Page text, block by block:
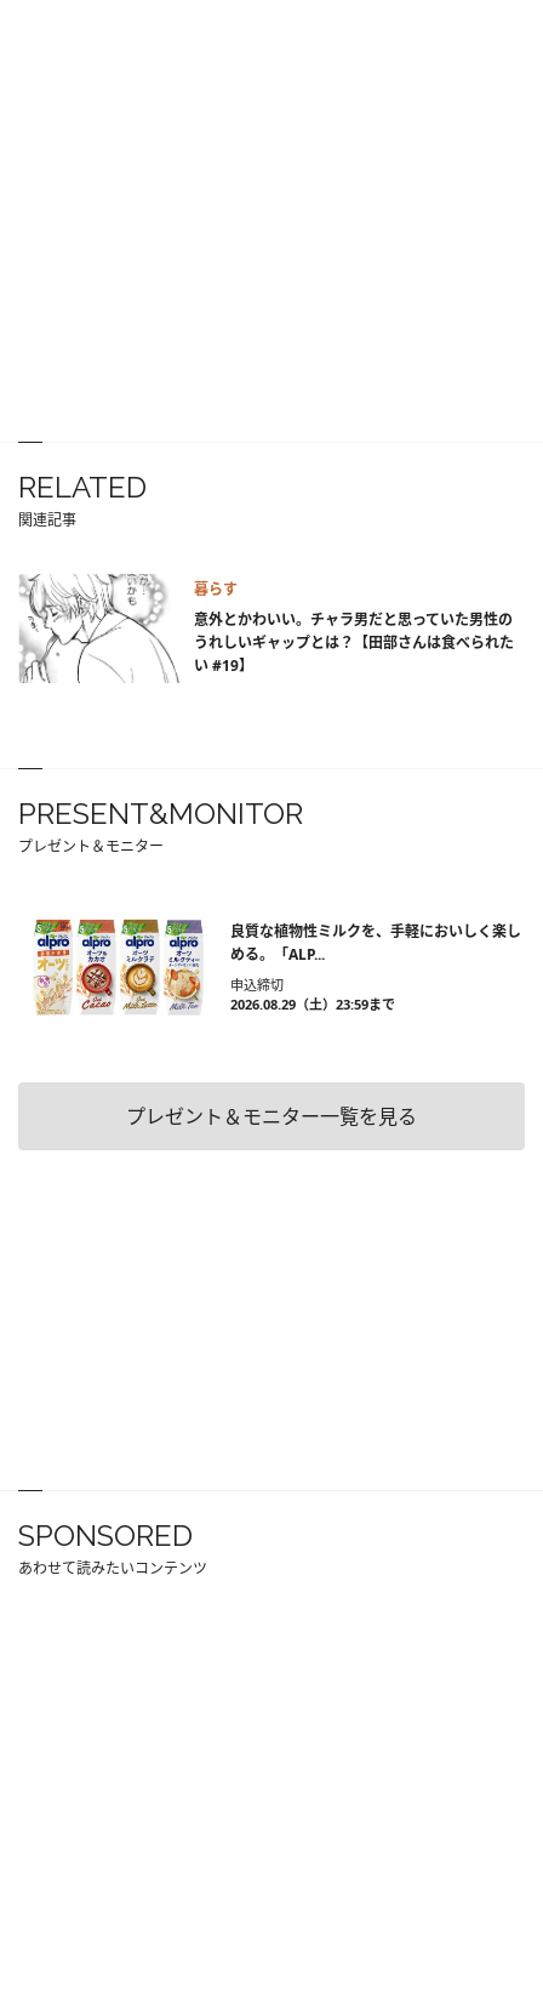
RELATED
関連記事
暮らす
意外とかわいい。チャラ男だと思っていた男性の
うれしいギャップとは？【田部さんは食べられた
い #19】
PRESENT&MONITOR
プレゼント＆モニター
良質な植物性ミルクを、手軽においしく楽し
める。「ALP...
申込締切
2026.08.29（土）23:59まで
プレゼント＆モニター一覧を見る
SPONSORED
あわせて読みたいコンテンツ